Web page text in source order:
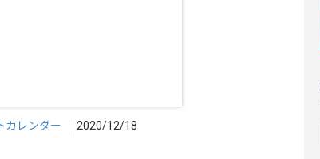
カレンダー 2020/12/18